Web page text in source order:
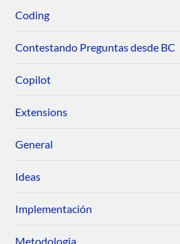
Coding
Contestando Preguntas desde BC
Copilot
Extensions
General
Ideas
Implementación
Metodologia